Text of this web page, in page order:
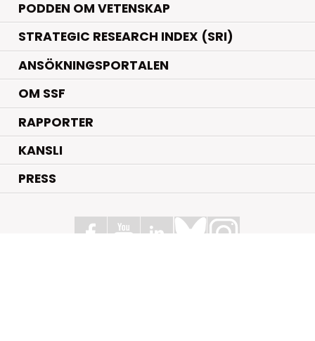
PODDEN OM VETENSKAP
STRATEGIC RESEARCH INDEX (SRI)
ANSÖKNINGSPORTALEN
OM SSF
RAPPORTER
KANSLI
PRESS